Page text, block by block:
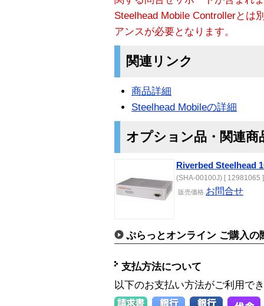
Steelhead Mobile Controllerとは
アンスが必要となります。
関連リンク
商品詳細
Steelhead Mobileの詳細
オプション品・関連商
Riverbed Steelhead
(SHA-00100J) [ 12981065 ]
販売価格 お問合せ
ぷらっとオンライン ご購入の
支払方法について
以下のお支払い方法がご利用で